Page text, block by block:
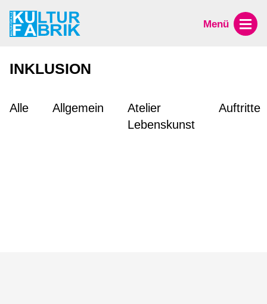
Menü
INKLUSION
Alle Allgemein
Atelier
Lebenskunst
Auftritte